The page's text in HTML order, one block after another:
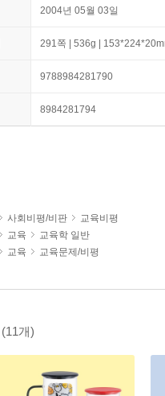
2004년 05월 03일
291쪽 | 536g |
9788984281790
8984281794
사회비평/비판
교육비평
교육
교육학 일반
교육 교육문제/비평
(11개)